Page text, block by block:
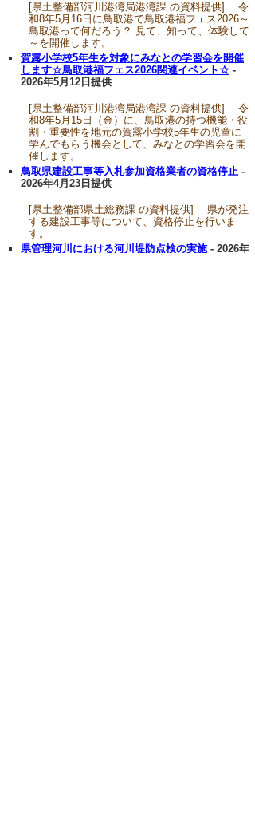
[県土整備部河川港湾局港湾課 の資料提供] 令
和8年5月16日に鳥取港で鳥取港福フェス2026～
鳥取港って何だろう？ 見て、知って、体験して
～を開催します。
賀露小学校5年生を対象にみなとの学習会を開催
します☆鳥取港福フェス2026関連イベント☆ -
2026年5月12日提供
[県土整備部河川港湾局港湾課 の資料提供] 令
和8年5月15日（金）に、鳥取港の持つ機能・役
割・重要性を地元の賀露小学校5年生の児童に
学んでもらう機会として、みなとの学習会を開
催します。
鳥取県建設工事等入札参加資格業者の資格停止 -
2026年4月23日提供
[県土整備部県土総務課 の資料提供] 県が発注
する建設工事等について、資格停止を行いま
す。
県管理河川における河川堤防点検の実施- 2026年